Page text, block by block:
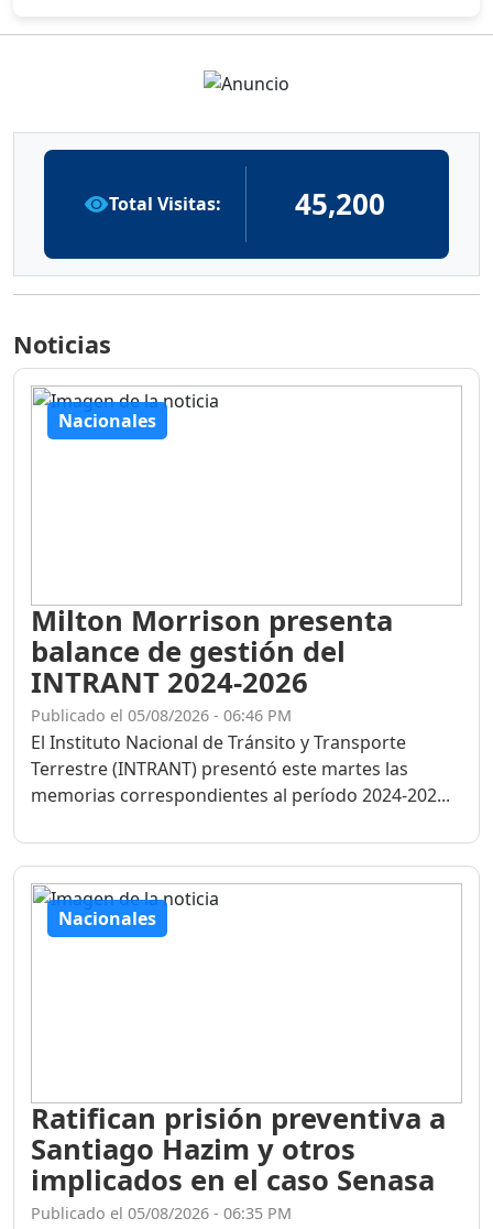
Total Visitas: 45,200
Noticias
Nacionales
Milton Morrison presenta
balance de gestión del
INTRANT 2024-2026
Publicado el 05/08/2026 - 06:46 PM
El Instituto Nacional de Tránsito y Transporte
Terrestre (INTRANT) presentó este martes las
memorias correspondientes al período 2024-202...
Nacionales
Ratifican prisión preventiva a
Santiago Hazim y otros
implicados en el caso Senasa
Publicado el 05/08/2026 - 06:35 PM